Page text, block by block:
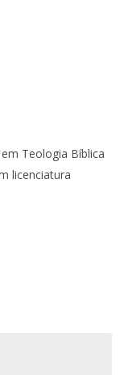
Teologia Bíblica
licenciatura